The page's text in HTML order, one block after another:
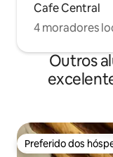
Cafe Central
4 moradores
Outros
Preferido dos
Preferido dos